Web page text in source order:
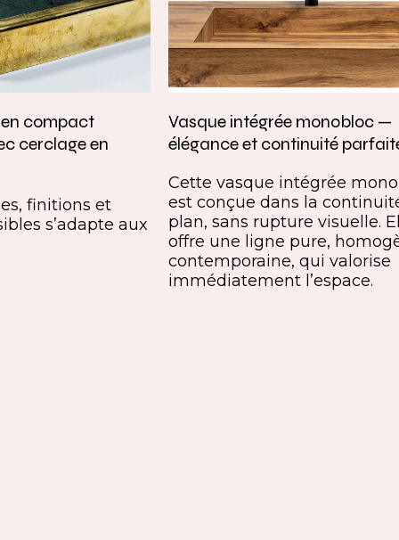
compact
cerclage en
finitions et
s’adapte aux
Vasque intégrée monobloc —
élégance et continuité
Cette vasque intégrée
est conçue dans la
plan, sans rupture visuelle.
offre une ligne pure,
contemporaine, qui valorise
immédiatement l’espace.